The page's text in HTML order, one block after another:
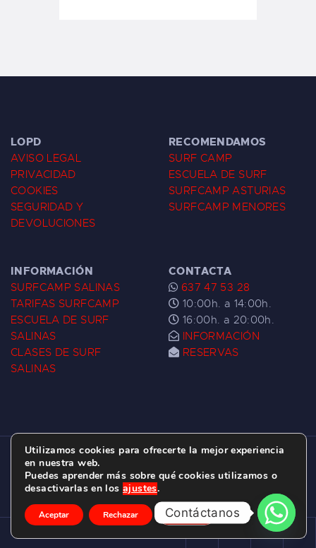
LOPD
AVISO LEGAL
PRIVACIDAD
COOKIES
SEGURIDAD Y
DEVOLUCIONES
RECOMENDAMOS
SURF CAMP
ESCUELA DE SURF
SURFCAMP ASTURIAS
SURFCAMP MENORES
INFORMACIÓN
SURFCAMP SALINAS
TARIFAS SURFCAMP
ESCUELA DE SURF
SALINAS
CLASES DE SURF
SALINAS
CONTACTA
637 47 53 28
10:00h. a 14:00h.
16:00h. a 20:00h.
INFORMACIÓN
RESERVAS
ESCUELA DE SURF LAS DUNAS ©
2026.
C/ BERNARDO ÁLVAREZ GALAN 1, SALINAS
(ASTURIAS)
Utilizamos cookies para ofrecerte la mejor experiencia
en nuestra web.
Puedes aprender más sobre qué cookies utilizamos o
desactivarlas en los ajustes.
Aceptar Rechazar Ajustes
Contáctanos